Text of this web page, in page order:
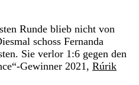
Runde blieb nicht von
schoss Fernanda
Sie verlor 1:6 gegen den
Gewinner 2021, Rúrik